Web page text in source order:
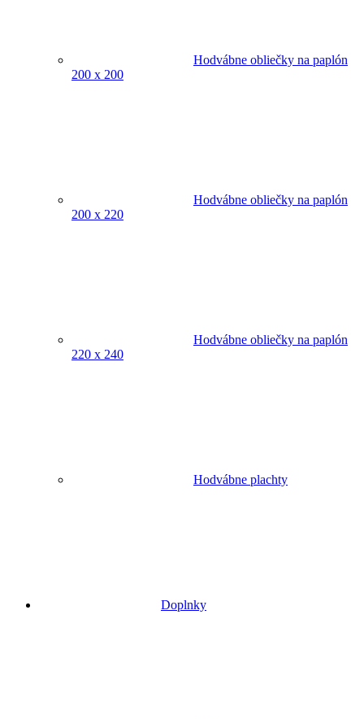
Hodvábne obliečky na paplón
200 x 200
Hodvábne obliečky na paplón
200 x 220
Hodvábne obliečky na paplón
220 x 240
Hodvábne plachty
Doplnky